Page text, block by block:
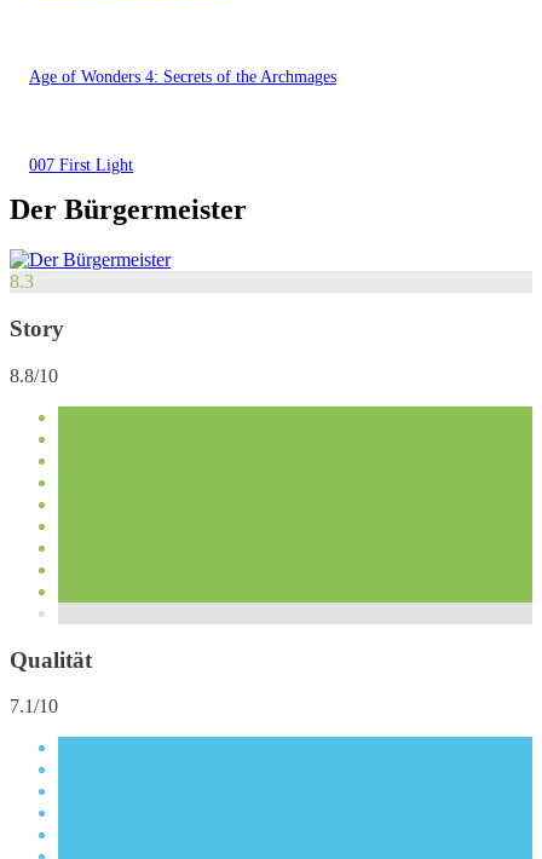
Age of Wonders 4: Secrets of the Archmages
007 First Light
Der Bürgermeister
8.3
Story
8.8/10
Qualität
7.1/10